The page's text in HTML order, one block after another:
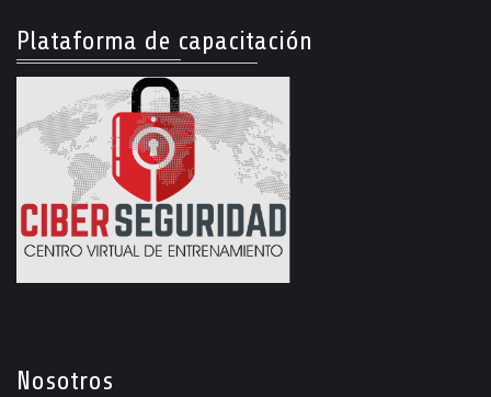
Plataforma de capacitación
Nosotros